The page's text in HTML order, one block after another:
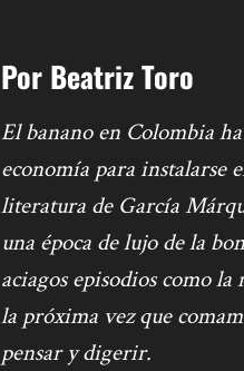
Por Beatriz Toro
El banano en Colombia
economía para instalarse
literatura de García
una época de lujo de la
aciagos episodios como la
la próxima vez que
pensar y digerir.